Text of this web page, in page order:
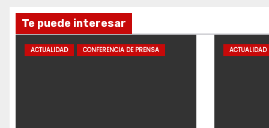
Te puede interesar
ACTUALIDAD CONFERENCIA DE PRENSA ACTUALIDAD